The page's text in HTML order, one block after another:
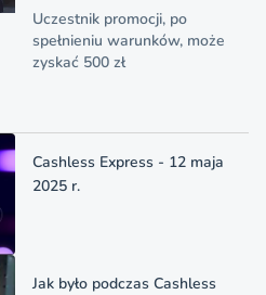
Uczestnik promocji, po
spełnieniu warunków, może
zyskać 500 zł
Cashless Express - 12 maja
2025 r.
Jak było podczas Cashless